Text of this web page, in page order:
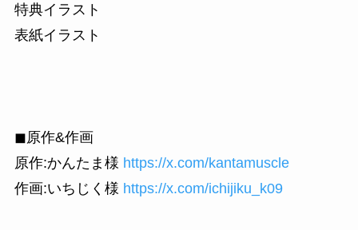
特典イラスト
表紙イラスト
◼︎原作&作画
原作:かんたま様 https://x.com/kantamuscle
作画:いちじく様 https://x.com/ichijiku_k09